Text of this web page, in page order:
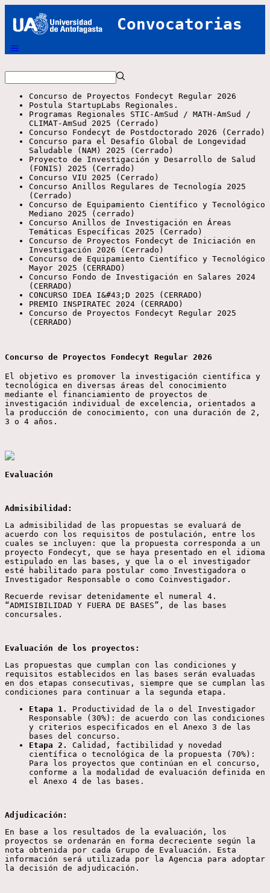
Convocatorias
Concurso de Proyectos Fondecyt Regular 2026
Postula StartupLabs Regionales.
Programas Regionales STIC-AmSud / MATH-AmSud /
CLIMAT-AmSud 2025 (Cerrado)
Concurso Fondecyt de Postdoctorado 2026 (Cerrado)
Concurso para el Desafío Global de Longevidad
Saludable (NAM) 2025 (Cerrado)
Proyecto de Investigación y Desarrollo de Salud
(FONIS) 2025 (Cerrado)
Concurso VIU 2025 (Cerrado)
Concurso Anillos Regulares de Tecnología 2025
(Cerrado)
Concurso de Equipamiento Científico y Tecnológico
Mediano 2025 (cerrado)
Concurso Anillos de Investigación en Áreas
Temáticas Específicas 2025 (Cerrado)
Concurso de Proyectos Fondecyt de Iniciación en
Investigación 2026 (Cerrado)
Concurso de Equipamiento Científico y Tecnológico
Mayor 2025 (CERRADO)
Concurso Fondo de Investigación en Salares 2024
(CERRADO)
CONCURSO IDEA I&#43;D 2025 (CERRADO)
PREMIO INSPIRATEC 2024 (CERRADO)
Concurso de Proyectos Fondecyt Regular 2025
(CERRADO)
Concurso de Proyectos Fondecyt Regular 2026
El objetivo es promover la investigación científica y
tecnológica en diversas áreas del conocimiento
mediante el financiamiento de proyectos de
investigación individual de excelencia, orientados a
la producción de conocimiento, con una duración de 2,
3 o 4 años.
Evaluación
Admisibilidad:
La admisibilidad de las propuestas se evaluará de
acuerdo con los requisitos de postulación, entre los
cuales se incluyen: que la propuesta corresponda a un
proyecto Fondecyt, que se haya presentado en el idioma
estipulado en las bases, y que la o el investigador
esté habilitado para postular como Investigadora o
Investigador Responsable o como Coinvestigador.
Recuerde revisar detenidamente el numeral 4.
“ADMISIBILIDAD Y FUERA DE BASES”, de las bases
concursales.
Evaluación de los proyectos:
Las propuestas que cumplan con las condiciones y
requisitos establecidos en las bases serán evaluadas
en dos etapas consecutivas, siempre que se cumplan las
condiciones para continuar a la segunda etapa.
Etapa 1.
Productividad de la o del Investigador
Responsable (30%): de acuerdo con las condiciones
y criterios especificados en el Anexo 3 de las
bases del concurso.
Etapa 2.
Calidad, factibilidad y novedad
científica o tecnológica de la propuesta (70%):
Para los proyectos que continúan en el concurso,
conforme a la modalidad de evaluación definida en
el Anexo 4 de las bases.
Adjudicación:
En base a los resultados de la evaluación, los
proyectos se ordenarán en forma decreciente según la
nota obtenida por cada Grupo de Evaluación. Esta
información será utilizada por la Agencia para adoptar
la decisión de adjudicación.